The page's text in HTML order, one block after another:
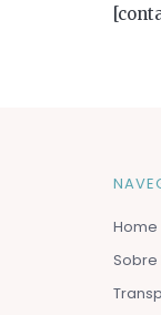
Home
Sobre